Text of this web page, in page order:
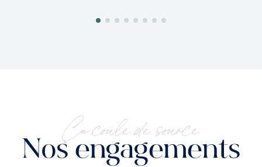
Ça coule de source
Nos engagements